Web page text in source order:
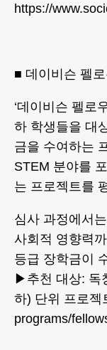
https://
■ 데이비슨 펠
‘데이비슨 펠로
하 학생들을 대
금을 수여하는
STEM 분야를
는 프로젝트를
심사 과정에서
사회적 영향력
등급 장학금이
▶추천 대상: 독
하) 단위 프로
programs/